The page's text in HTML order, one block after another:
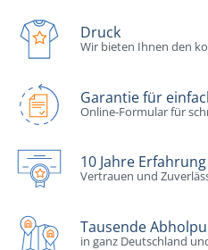
Druck
Wir bieten Ihnen den
Garantie für
Online-Formular für
10 Jahre Erfahrung
Vertrauen und
Tausende
in ganz Deutschland